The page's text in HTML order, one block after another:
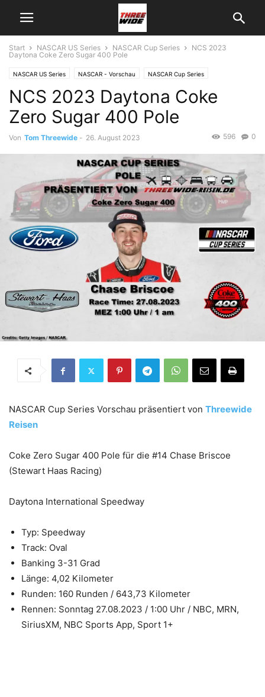
Start NASCAR US Series NASCAR Cup Series
NCS 2023
Daytona Coke Zero Sugar 400 Pole
NASCAR US Series NASCAR - Vorschau NASCAR Cup Series
NCS 2023 Daytona Coke
Zero Sugar 400 Pole
Von Tom Threewide - 26. August 2023 0
596
NASCAR Cup Series Vorschau präsentiert von Threewide
Reisen
Coke Zero Sugar 400 Pole für die #14 Chase Briscoe
(Stewart Haas Racing)
Daytona International Speedway
Typ: Speedway
Track: Oval
Banking 3-31 Grad
Länge: 4,02 Kilometer
Runden: 160 Runden / 643,73 Kilometer
Rennen: Sonntag 27.08.2023 / 1:00 Uhr / NBC, MRN,
SiriusXM, NBC Sports App, Sport 1+